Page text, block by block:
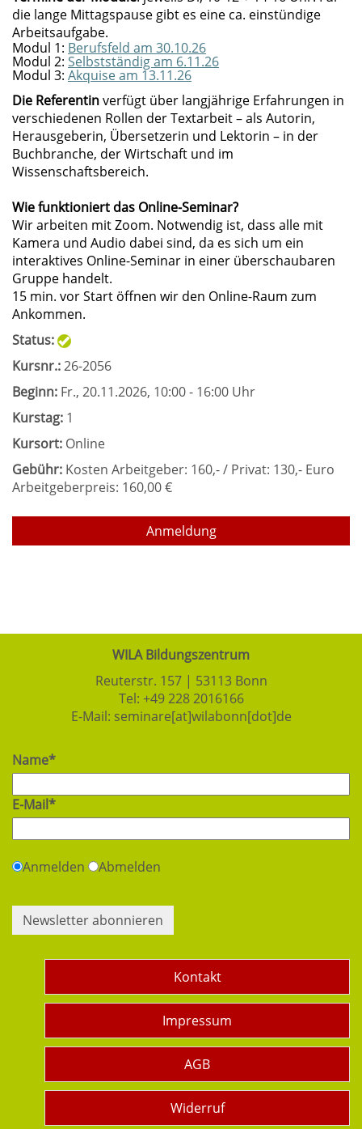
die lange Mittagspause gibt es eine ca. einstündige
Arbeitsaufgabe.
Modul 1: Berufsfeld am 30.10.26
Modul 2: Selbstständig am 6.11.26
Modul 3: Akquise am 13.11.26
Die Referentinverfügt über langjährige Erfahrungen in
verschiedenen Rollen der Textarbeit – als Autorin,
Herausgeberin, Übersetzerin und Lektorin – in der
Buchbranche, der Wirtschaft und im
Wissenschaftsbereich.
Wie funktioniert das Online-Seminar?
Wir arbeiten mit Zoom. Notwendig ist, dass alle mit
Kamera und Audio dabei sind, da es sich um ein
interaktives Online-Seminar in einer überschaubaren
Gruppe handelt.
15 min. vor Start öffnen wir den Online-Raum zum
Ankommen.
Status:
Kursnr.:26-2056
Beginn: Fr., 20.11.2026, 10:00 - 16:00 Uhr
Kurstag: 1
Kursort: Online
Gebühr: Kosten Arbeitgeber: 160,- / Privat: 130,- Euro
Arbeitgeberpreis: 160,00 €
Anmeldung
WILA Bildungszentrum
Reuterstr. 157 | 53113 Bonn
Tel: +49 228 2016166
E-Mail: seminare[at]wilabonn[dot]de
Name*
E-Mail*
Anmelden Abmelden
Newsletter abonnieren
Kontakt
Impressum
AGB
Widerruf